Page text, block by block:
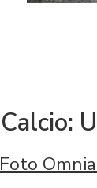
Calcio:
Foto